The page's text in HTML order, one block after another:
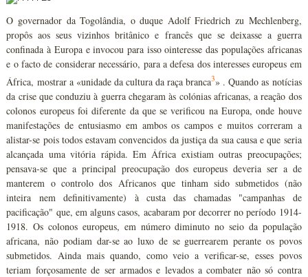
O governador da Togolândia, o duque Adolf Friedrich zu Mechlenberg,
propôs aos seus vizinhos britânico e francês que se deixasse a guerra
confinada à Europa e invocou para isso ointeresse das populações africanas
e o facto de considerar necessário, para a defesa dos interesses europeus em
África, mostrar a «unidade da cultura da raça branca3» . Quando as notícias
da crise que conduziu à guerra chegaram às colónias africanas, a reação dos
colonos europeus foi diferente da que se verificou na Europa, onde houve
manifestações de entusiasmo em ambos os campos e muitos correram a
alistar-se pois todos estavam convencidos da justiça da sua causa e que seria
alcançada uma vitória rápida. Em África existiam outras preocupações;
pensava-se que a principal preocupação dos europeus deveria ser a de
manterem o controlo dos Africanos que tinham sido submetidos (não
inteira nem definitivamente) à custa das chamadas "campanhas de
pacificação" que, em alguns casos, acabaram por decorrer no período 1914-
1918. Os colonos europeus, em número diminuto no seio da população
africana, não podiam dar-se ao luxo de se guerrearem perante os povos
submetidos. Ainda mais quando, como veio a verificar-se, esses povos
teriam forçosamente de ser armados e levados a combater não só contra